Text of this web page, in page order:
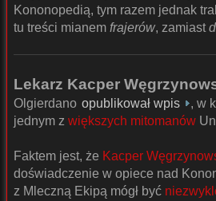
Kononopedią, tym razem jednak
tu treści mianem frajerów, zamiast
Lekarz Kacper
Olgierdano opublikował wpis
, w
jednym z większych mitomanów
Faktem jest, że Kacper
doświadczenie w opiece nad
z Mleczną Ekipą mógł być